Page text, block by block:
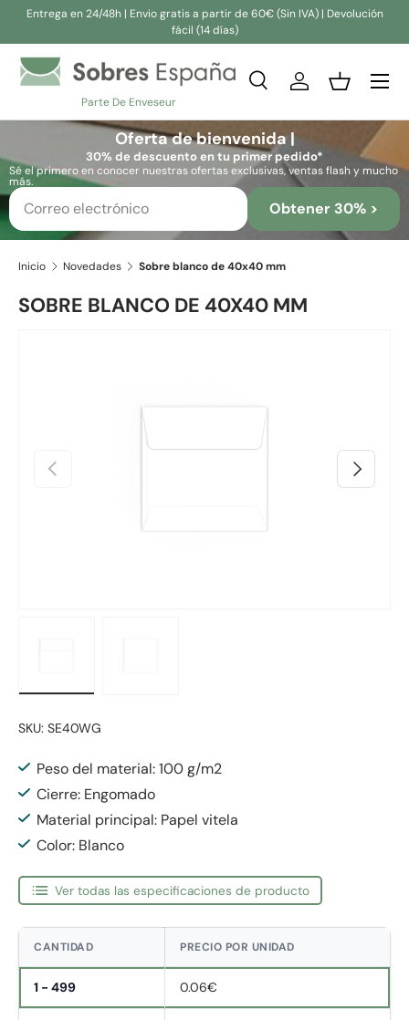
Entrega en 24/48h | Envio gratis a partir de 60€ (Sin IVA) | Devolución
fácil (14 días)
Parte De Enveseur
Buscar
Buscar
BuscarIniciar sesión
Cesta
Oferta de bienvenida |
30% de descuento en tu primer pedido*
Sé el primero en conocer nuestras ofertas exclusivas, ventas flash y mucho
más.
Obtener 30% >
Inicio Novedades Sobre blanco de 40x40 mm
SOBRE BLANCO DE 40X40 MM
Anterior Siguiente
SKU: SE40WG
Peso del material: 100 g/m2
Cierre: Engomado
Material principal: Papel vitela
Color: Blanco
Ver todas las especificaciones de producto
CANTIDAD PRECIO POR UNIDAD
1 - 499 0.06€